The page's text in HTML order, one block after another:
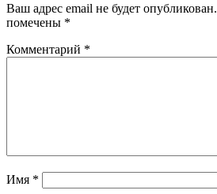
Ваш адрес email не будет опубликован.
помечены *
Комментарий *
Имя *